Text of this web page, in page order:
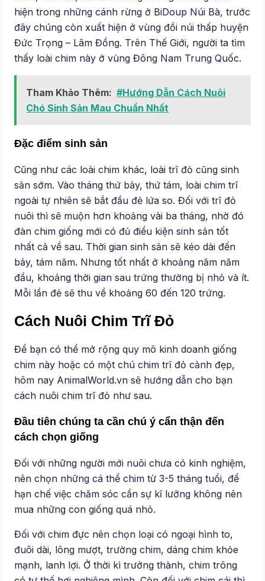
hiện trong những cánh rừng ở BiDoup Núi Bà, trước
đây chúng còn xuất hiện ở vùng đồi núi thấp huyện
Đức Trọng – Lâm Đồng. Trên Thế Giới, người ta tìm
thấy loài chim này ở vùng Đông Nam Trung Quốc.
Tham Khảo Thêm: #Hướng Dẫn Cách Nuôi
Chó Sinh Sản Mau Chuẩn Nhất
Đặc điểm sinh sản
Cũng như các loài chim khác, loài trĩ đỏ cũng sinh
sản sớm. Vào tháng thứ bảy, thứ tám, loài chim trĩ
ngoài tự nhiên sẽ bắt đầu đẻ lứa so. Đối với trĩ đỏ
nuôi thì sẽ muộn hơn khoảng vài ba tháng, nhờ đó
đàn chim giống mới có đủ điều kiện sinh sản tốt
nhất cả về sau. Thời gian sinh sản sẽ kéo dài đến
bảy, tám năm. Nhưng tốt nhất ở khoảng năm năm
đầu, khoảng thời gian sau trứng thường bị nhỏ và ít.
Mỗi lần đẻ sẽ thu về khoảng 60 đến 120 trứng.
Cách Nuôi Chim Trĩ Đỏ
Để bạn có thể mở rộng quy mô kinh doanh giống
chim này hoặc có một chú chim trĩ đỏ cảnh đẹp,
hôm nay AnimalWorld.vn sẽ hướng dẫn cho bạn
cách nuôi chim trĩ đỏ như sau.
Đầu tiên chúng ta cần chú ý cẩn thận đến
cách chọn giống
Đối với những người mới nuôi chưa có kinh nghiệm,
nên chọn những cá thể chim từ 3-5 tháng tuổi, để
hạn chế việc chăm sóc cần sự kĩ lưỡng không nên
mua những con giống quá nhỏ.
Đối với chim đực nên chọn loại có ngoại hình to,
đuôi dài, lông mượt, trường chim, dáng chim khỏe
mạnh, lanh lợi. Ở thời kì trưởng thành, chim trông